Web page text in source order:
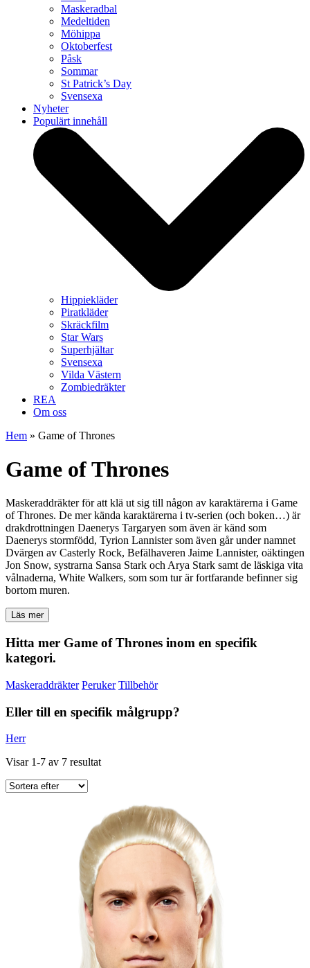
Maskeradbal
Medeltiden
Möhippa
Oktoberfest
Påsk
Sommar
St Patrick’s Day
Svensexa
Nyheter
Populärt innehåll
Hippiekläder
Piratkläder
Skräckfilm
Star Wars
Superhjältar
Svensexa
Vilda Västern
Zombiedräkter
REA
Om oss
Hem » Game of Thrones
Game of Thrones
Maskeraddräkter för att klä ut sig till någon av karaktärerna i Game
of Thrones. De mer kända karaktärerna i tv-serien (och boken…) är
drakdrottningen Daenerys Targaryen som även är känd som
Daenerys stormfödd, Tyrion Lannister som även går under namnet
Dvärgen av Casterly Rock, Befälhaveren Jaime Lannister, oäktingen
Jon Snow, systrarna Sansa Stark och Arya Stark samt de läskiga vita
vålnaderna, White Walkers, som som tur är fortfarande befinner sig
bortom muren.
Läs mer
Hitta mer Game of Thrones inom en specifik
kategori.
Maskeraddräkter Peruker Tillbehör
Eller till en specifik målgrupp?
Herr
Visar 1-7 av 7 resultat